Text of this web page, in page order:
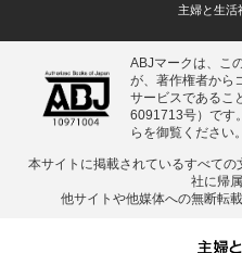
主婦と生活
ABJマークは、こ
が、著作権者から
サービスであるこ
6091713号）です
らを御覧ください。
本サイトに掲載されているすべて
社に帰
他サイトや他媒体への無断転